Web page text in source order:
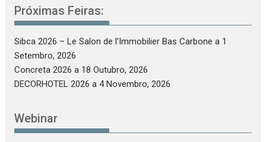
Próximas Feiras:
Sibca 2026 – Le Salon de l’Immobilier Bas Carbone a 1
Setembro, 2026
Concreta 2026 a 18 Outubro, 2026
DECORHOTEL 2026 a 4 Novembro, 2026
Webinar